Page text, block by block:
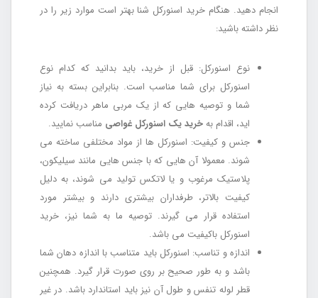
انجام دهید. هنگام خرید اسنورکل شنا بهتر است موارد زیر را در
نظر داشته باشید:
نوع اسنورکل: قبل از خرید، باید بدانید که کدام نوع
اسنورکل برای شما مناسب است. بنابراین بسته به نیاز
شما و توصیه هایی که از یک مربی ماهر دریافت کرده
اید، اقدام بهخرید یک اسنورکل غواصی مناسب نمایید.
جنس و کیفیت: اسنورکل ها از مواد مختلفی ساخته می
شوند. معمولا آن هایی که با جنس هایی مانند سیلیکون،
پلاستیک مرغوب و یا لاتکس تولید می شوند، به دلیل
کیفیت بالاتر، طرفداران بیشتری دارند و بیشتر مورد
استفاده قرار می گیرند. توصیه ما به شما نیز، خرید
اسنورکل باکیفیت می باشد.
اندازه و تناسب: اسنورکل باید متناسب با اندازه دهان شما
باشد و به طور صحیح بر روی صورت قرار گیرد. همچنین
قطر لوله تنفس و طول آن نیز باید استاندارد باشد. در غیر